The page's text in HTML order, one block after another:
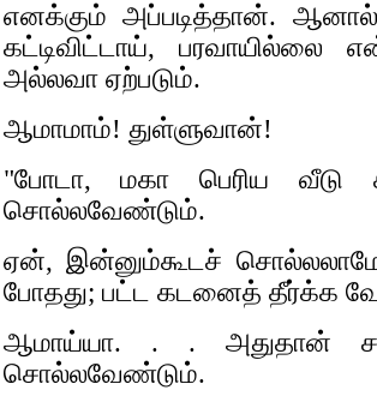
எனக்கும் அப்படித்தான்.
கட்டிவிட்டாய், பரவாயில்லை
அல்லவா ஏற்படும்.
ஆமாமாம்! துள்ளுவான்!
"போடா, மகா பெரிய வீடு
சொல்லவேண்டும்.
ஏன், இன்னும்கூடச்
போதது; பட்ட கடனைத் தீர்க்க
ஆமாய்யா. . . அதுதான்
சொல்லவேண்டும்.